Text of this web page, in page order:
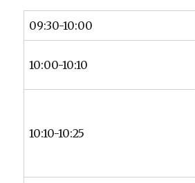
09:30-10:00
10:00-10:10
10:10-10:25